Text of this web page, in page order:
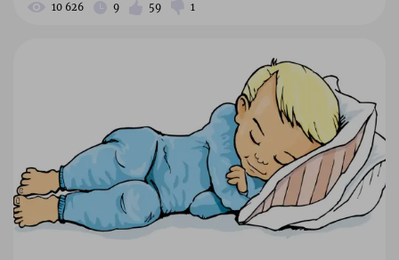
10 626 9 59 1